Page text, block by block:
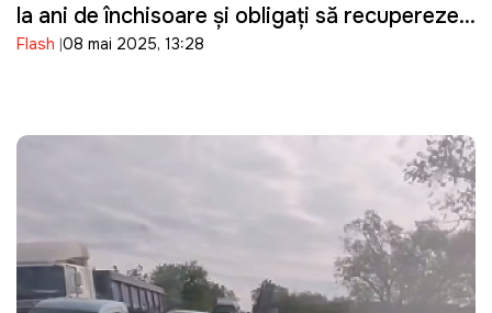
la ani de închisoare şi obligați să recupereze
prejudiciul de peste 800 mii lei
Flash 08 mai 2025, 13:28